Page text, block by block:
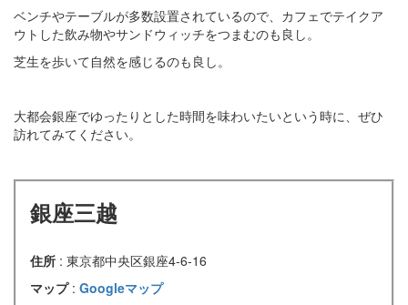
ベンチやテーブルが多数設置されているので、カフェでテイクア
ウトした飲み物やサンドウィッチをつまむのも良し。
芝生を歩いて自然を感じるのも良し。
大都会銀座でゆったりとした時間を味わいたいという時に、ぜひ
訪れてみてください。
銀座三越
住所 : 東京都中央区銀座4-6-16
マップ : Googleマップ